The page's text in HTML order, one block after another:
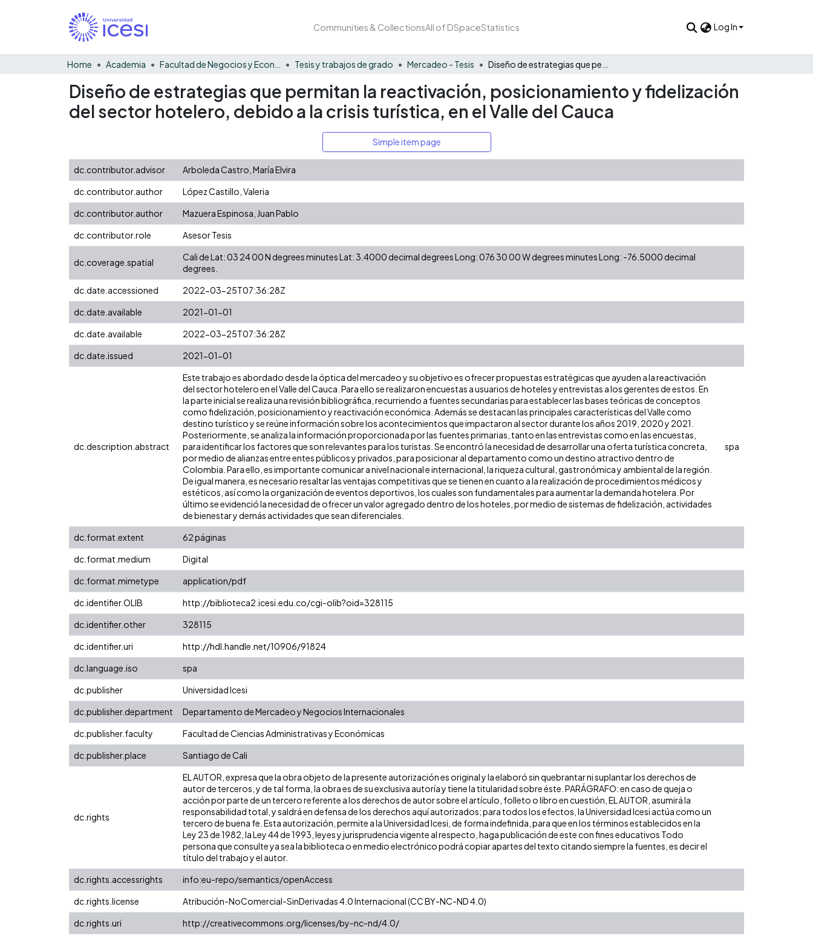
Communities & CollectionsAll of DSpaceStatistics Log In
Home Academia Tesis y trabajos de grado Mercadeo - Tesis
Diseño de estrategias que permitan la reactivación, posicionamiento y fidelización
del sector hotelero, debido a la crisis turística, en el Valle del Cauca
Simple item page
dc.contributor.advisor
Arboleda Castro, María Elvira
dc.contributor.author
López Castillo, Valeria
dc.contributor.author
Mazuera Espinosa, Juan Pablo
dc.contributor.role
Asesor Tesis
dc.coverage.spatial
Cali de Lat: 03 24 00 N degrees minutes Lat: 3.4000 decimal degrees Long: 076 30 00 W degrees minutes Long: -76.5000 decimal
degrees.
dc.date.accessioned
2022-03-25T07:36:28Z
dc.date.available
2021-01-01
dc.date.available
2022-03-25T07:36:28Z
dc.date.issued
2021-01-01
dc.description.abstract
Este trabajo es abordado desde la óptica del mercadeo y su objetivo es ofrecer propuestas estratégicas que ayuden a la reactivación
del sector hotelero en el Valle del Cauca. Para ello se realizaron encuestas a usuarios de hoteles y entrevistas a los gerentes de estos. En
la parte inicial se realiza una revisión bibliográfica, recurriendo a fuentes secundarias para establecer las bases teóricas de conceptos
como fidelización, posicionamiento y reactivación económica. Además se destacan las principales características del Valle como
destino turístico y se reúne información sobre los acontecimientos que impactaron al sector durante los años 2019, 2020 y 2021.
Posteriormente, se analiza la información proporcionada por las fuentes primarias, tanto en las entrevistas como en las encuestas,
para identificar los factores que son relevantes para los turistas. Se encontró la necesidad de desarrollar una oferta turística concreta,
por medio de alianzas entre entes públicos y privados, para posicionar al departamento como un destino atractivo dentro de
Colombia. Para ello, es importante comunicar a nivel nacional e internacional, la riqueza cultural, gastronómica y ambiental de la región.
De igual manera, es necesario resaltar las ventajas competitivas que se tienen en cuanto a la realización de procedimientos médicos y
estéticos, así como la organización de eventos deportivos, los cuales son fundamentales para aumentar la demanda hotelera. Por
último se evidenció la necesidad de ofrecer un valor agregado dentro de los hoteles, por medio de sistemas de fidelización, actividades
de bienestar y demás actividades que sean diferenciales.
spa
dc.format.extent
62 páginas
dc.format.medium
Digital
dc.format.mimetype
application/pdf
dc.identifier.OLIB
http://biblioteca2.icesi.edu.co/cgi-olib?oid=328115
dc.identifier.other
328115
dc.identifier.uri
http://hdl.handle.net/10906/91824
dc.language.iso
spa
dc.publisher
Universidad Icesi
dc.publisher.department
Departamento de Mercadeo y Negocios Internacionales
dc.publisher.faculty
Facultad de Ciencias Administrativas y Económicas
dc.publisher.place
Santiago de Cali
dc.rights
EL AUTOR, expresa que la obra objeto de la presente autorización es original y la elaboró sin quebrantar ni suplantar los derechos de
autor de terceros, y de tal forma, la obra es de su exclusiva autoría y tiene la titularidad sobre éste. PARÁGRAFO: en caso de queja o
acción por parte de un tercero referente a los derechos de autor sobre el artículo, folleto o libro en cuestión, EL AUTOR, asumirá la
responsabilidad total, y saldrá en defensa de los derechos aquí autorizados; para todos los efectos, la Universidad Icesi actúa como un
tercero de buena fe. Esta autorización, permite a la Universidad Icesi, de forma indefinida, para que en los términos establecidos en la
Ley 23 de 1982, la Ley 44 de 1993, leyes y jurisprudencia vigente al respecto, haga publicación de este con fines educativos Todo
persona que consulte ya sea la biblioteca o en medio electrónico podrá copiar apartes del texto citando siempre la fuentes, es decir el
título del trabajo y el autor.
dc.rights.accessrights
info:eu-repo/semantics/openAccess
dc.rights.license
Atribución-NoComercial-SinDerivadas 4.0 Internacional (CC BY-NC-ND 4.0)
dc.rights.uri
http://creativecommons.org/licenses/by-nc-nd/4.0/